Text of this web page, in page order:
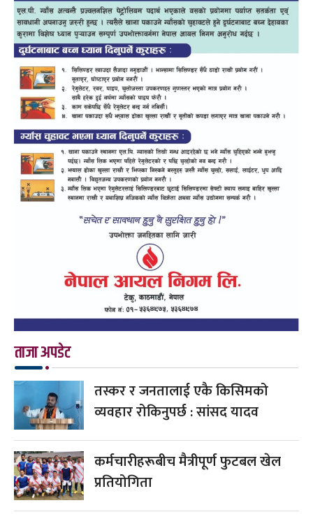
ताजा अपडेट
तस्कर र जनतालाई एकै किसिमको
व्यवहार रोकिनुपर्छ : सांसद यादव
कर्मचारीहरूबीच मैत्रीपूर्ण फुटबल खेल
प्रतियोगिता